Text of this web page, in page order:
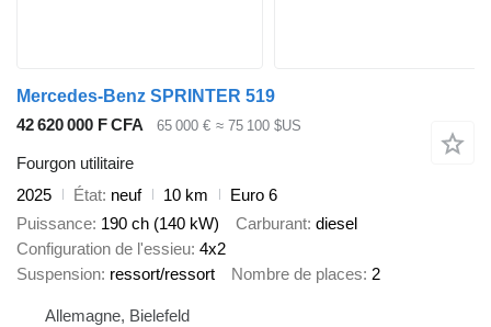
Mercedes-Benz SPRINTER 519
42 620 000 F CFA
65 000 € ≈ 75 100 $US
Fourgon utilitaire
2025
État neuf 10 km
Euro 6
Puissance 190 ch (140 kW) Carburant diesel
Configuration de l'essieu 4x2
Suspension ressort/ressort Nombre de places 2
Allemagne, Bielefeld